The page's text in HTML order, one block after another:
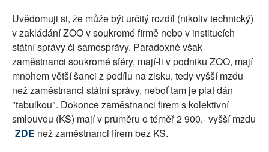
Uvědomuji si, že může být určitý rozdíl (nikoliv technický)
v zakládání ZOO v soukromé firmě nebo v institucích
státní správy či samosprávy. Paradoxně však
zaměstnanci soukromé sféry, mají-li v podniku ZOO, mají
mnohem větší šanci z podílu na zisku, tedy vyšší mzdu
než zaměstnanci státní správy, neboť tam je plat dán
"tabulkou". Dokonce zaměstnanci firem s kolektivní
smlouvou (KS) mají v průměru o téměř 2 900,- vyšší mzdu
ZDE než zaměstnanci firem bez KS.